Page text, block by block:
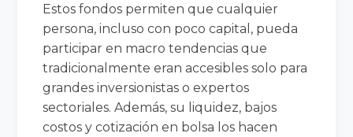
Estos fondos permiten que cualquier
persona, incluso con poco capital, pueda
participar en macro tendencias que
tradicionalmente eran accesibles solo para
grandes inversionistas o expertos
sectoriales. Además, su liquidez, bajos
costos y cotización en bolsa los hacen